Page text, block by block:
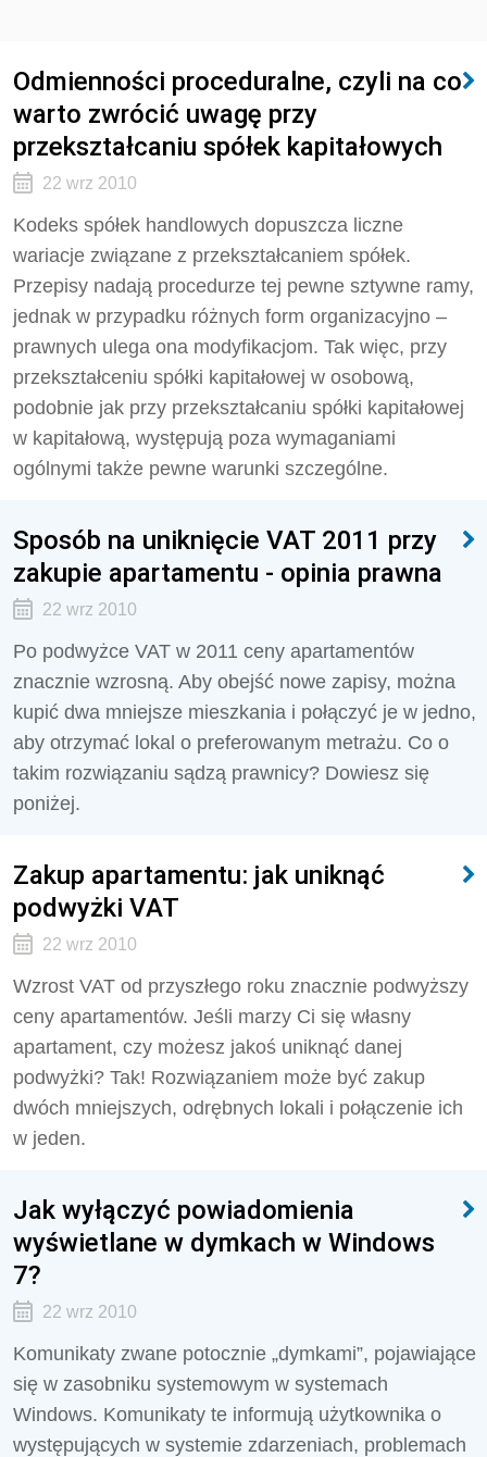
Odmienności proceduralne, czyli na co
warto zwrócić uwagę przy
przekształcaniu spółek kapitałowych
22 wrz 2010
Kodeks spółek handlowych dopuszcza liczne
wariacje związane z przekształcaniem spółek.
Przepisy nadają procedurze tej pewne sztywne ramy,
jednak w przypadku różnych form organizacyjno –
prawnych ulega ona modyfikacjom. Tak więc, przy
przekształceniu spółki kapitałowej w osobową,
podobnie jak przy przekształcaniu spółki kapitałowej
w kapitałową, występują poza wymaganiami
ogólnymi także pewne warunki szczególne.
Sposób na uniknięcie VAT 2011 przy
zakupie apartamentu - opinia prawna
22 wrz 2010
Po podwyżce VAT w 2011 ceny apartamentów
znacznie wzrosną. Aby obejść nowe zapisy, można
kupić dwa mniejsze mieszkania i połączyć je w jedno,
aby otrzymać lokal o preferowanym metrażu. Co o
takim rozwiązaniu sądzą prawnicy? Dowiesz się
poniżej.
Zakup apartamentu: jak uniknąć
podwyżki VAT
22 wrz 2010
Wzrost VAT od przyszłego roku znacznie podwyższy
ceny apartamentów. Jeśli marzy Ci się własny
apartament, czy możesz jakoś uniknąć danej
podwyżki? Tak! Rozwiązaniem może być zakup
dwóch mniejszych, odrębnych lokali i połączenie ich
w jeden.
Jak wyłączyć powiadomienia
wyświetlane w dymkach w Windows
7?
22 wrz 2010
Komunikaty zwane potocznie „dymkami”, pojawiające
się w zasobniku systemowym w systemach
Windows. Komunikaty te informują użytkownika o
występujących w systemie zdarzeniach, problemach